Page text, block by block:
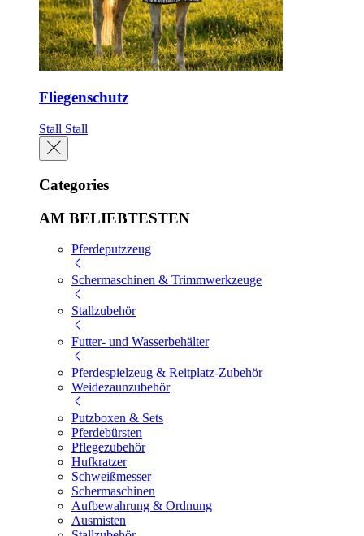
Fliegenschutz
Stall Stall
Categories
AM BELIEBTESTEN
Pferdeputzzeug
Schermaschinen & Trimmwerkzeuge
Stallzubehör
Futter- und Wasserbehälter
Pferdespielzeug & Reitplatz-Zubehör
Weidezaunzubehör
Putzboxen & Sets
Pferdebürsten
Pflegezubehör
Hufkratzer
Schweißmesser
Schermaschinen
Aufbewahrung & Ordnung
Ausmisten